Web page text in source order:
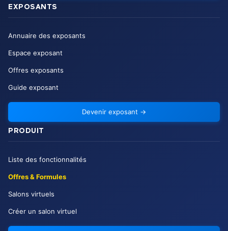
EXPOSANTS
Annuaire des exposants
Espace exposant
Offres exposants
Guide exposant
Devenir exposant →
PRODUIT
Liste des fonctionnalités
Offres & Formules
Salons virtuels
Créer un salon virtuel